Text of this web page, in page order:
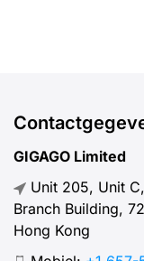
GIGAGO Limited
Unit 205, Unit
Branch Building,
Hong Kong